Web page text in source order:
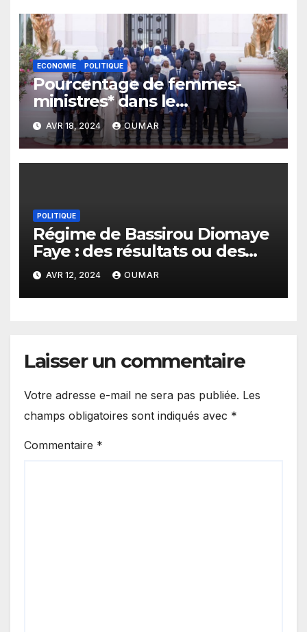
gouvernance en Afrique de
l’Ouest
ECONOMIE POLITIQUE
Pourcentage de femmes-
ministres* dans le
gouvernement de Sonko : Le
plus bas niveau depuis 2012
AVR 18, 2024 OUMAR
POLITIQUE
Régime de Bassirou Diomaye
Faye : des résultats ou des
sanctions à la fin du 1er
mandat
AVR 12, 2024 OUMAR
Laisser un commentaire
Votre adresse e-mail ne sera pas publiée. Les
champs obligatoires sont indiqués avec *
Commentaire *